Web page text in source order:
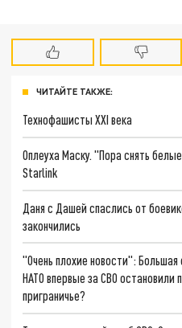
ЧИТАЙТЕ ТАКЖЕ:
Технофашисты XXI века
Оплеуха Маску. "Пора снять
Starlink
Даня с Дашей спаслись от
закончились
"Очень плохие новости":
НАТО впервые за СВО остановили
приграничье?